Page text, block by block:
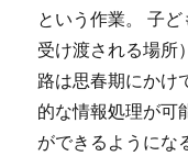
という作業。 子
受け渡される場所
路は思春期にかけ
的な情報処理が可
ができるようにな